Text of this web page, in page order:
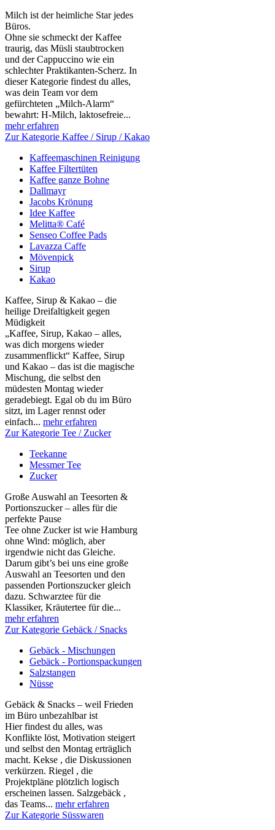
Milch ist der heimliche Star jedes
Büros.
Ohne sie schmeckt der Kaffee
traurig, das Müsli staubtrocken
und der Cappuccino wie ein
schlechter Praktikanten‑Scherz. In
dieser Kategorie findest du alles,
was dein Team vor dem
gefürchteten „Milch‑Alarm“
bewahrt: H‑Milch, laktosefreie...
mehr erfahren
Zur Kategorie Kaffee / Sirup / Kakao
Kaffeemaschinen Reinigung
Kaffee Filtertüten
Kaffee ganze Bohne
Dallmayr
Jacobs Krönung
Idee Kaffee
Melitta® Café
Senseo Coffee Pads
Lavazza Caffe
Mövenpick
Sirup
Kakao
Kaffee, Sirup & Kakao – die
heilige Dreifaltigkeit gegen
Müdigkeit
„Kaffee, Sirup, Kakao – alles,
was dich morgens wieder
zusammenflickt“ Kaffee, Sirup
und Kakao – das ist die magische
Mischung, die selbst den
müdesten Montag wieder
geradebiegt. Egal ob du im Büro
sitzt, im Lager rennst oder
einfach... mehr erfahren
Zur Kategorie Tee / Zucker
Teekanne
Messmer Tee
Zucker
Große Auswahl an Teesorten &
Portionszucker – alles für die
perfekte Pause
Tee ohne Zucker ist wie Hamburg
ohne Wind: möglich, aber
irgendwie nicht das Gleiche.
Darum gibt’s bei uns eine große
Auswahl an Teesorten und den
passenden Portionszucker gleich
dazu. Schwarztee für die
Klassiker, Kräutertee für die...
mehr erfahren
Zur Kategorie Gebäck / Snacks
Gebäck - Mischungen
Gebäck - Portionspackungen
Salzstangen
Nüsse
Gebäck & Snacks – weil Frieden
im Büro unbezahlbar ist
Hier findest du alles, was
Konflikte löst, Motivation steigert
und selbst den Montag erträglich
macht. Kekse , die Diskussionen
verkürzen. Riegel , die
Projektpläne plötzlich logisch
erscheinen lassen. Salzgebäck ,
das Teams... mehr erfahren
Zur Kategorie Süsswaren